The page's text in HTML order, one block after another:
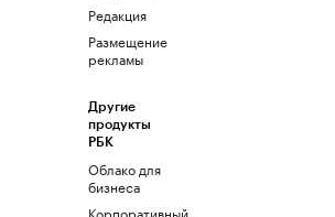
Редакция
Размещение
рекламы
Другие
продукты
РБК
Облако для
бизнеса
Корпоративный